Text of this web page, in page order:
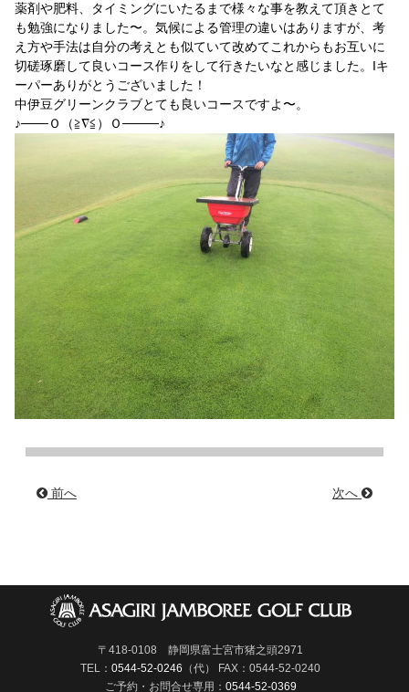
薬剤や肥料、タイミングにいたるまで様々な事を教えて頂きとて
も勉強になりました〜。気候による管理の違いはありますが、考
え方や手法は自分の考えとも似ていて改めてこれからもお互いに
切磋琢磨して良いコース作りをして行きたいなと感じました。Iキ
ーパーありがとうございました！
中伊豆グリーンクラブとても良いコースですよ〜。
♪───Ｏ（≧∇≦）Ｏ────♪
前へ 次へ
〒418-0108 静岡県富士宮市猪之頭2971
TEL：0544-52-0246 （代） FAX：0544-52-0240
ご予約・お問合せ専用： 0544-52-0369